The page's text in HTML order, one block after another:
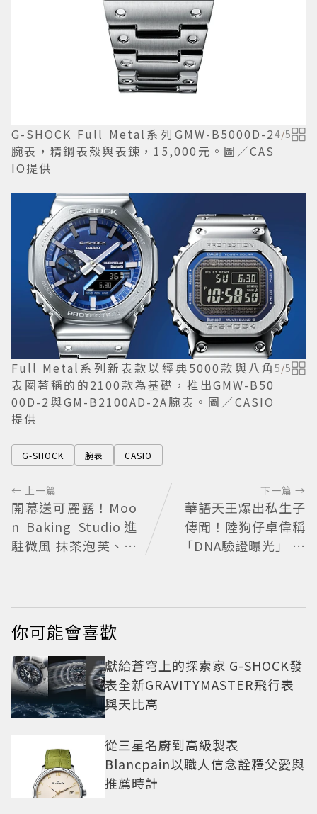
G-SHOCK Full Metal系列GMW-B5000D-2
腕表，精鋼表殼與表鍊，15,000元。圖／CAS
IO提供
4/5
Full Metal系列新表款以經典5000款與八角
表圈著稱的的2100款為基礎，推出GMW-B50
00D-2與GM-B2100AD-2A腕表。圖／CASIO
提供
5/5
G-SHOCK 腕表 CASIO
← 上一篇
開幕送可麗露！Moo
n Baking Studio進
駐微風 抹茶泡芙、芒
下一篇 →
華語天王爆出私生子
傳聞！陸狗仔卓偉稱
「DNA驗證曝光」 全
你可能會喜歡
獻給蒼穹上的探索家 G-SHOCK發
表全新GRAVITYMASTER飛行表
與天比高
從三星名廚到高級製表
Blancpain以職人信念詮釋父愛與
推薦時計